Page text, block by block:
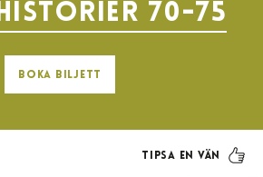
70-75
Boka biljett
Tipsa en vän